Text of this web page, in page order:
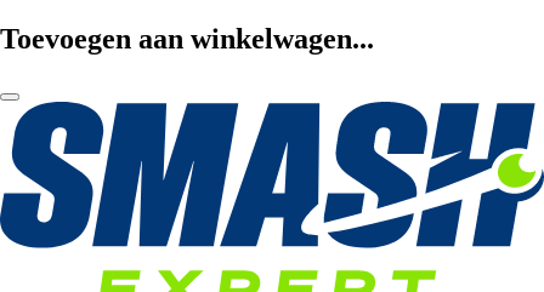
Toevoegen aan winkelwagen...